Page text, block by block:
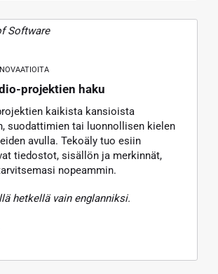
projektien haku
kaikista kansioista
suodattimien tai luonnollisen kielen
avulla. Tekoäly tuo esiin
tiedostot, sisällön ja merkinnät,
nopeammin.
hetkellä vain englanniksi.